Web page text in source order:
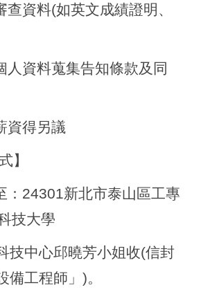
查資料(如英文成績證明、
人資料蒐集告知條款及同
資得另議
】
：24301新北市泰山區工專
技大學
技中心邱曉芳小姐收(信封
備工程師」)。